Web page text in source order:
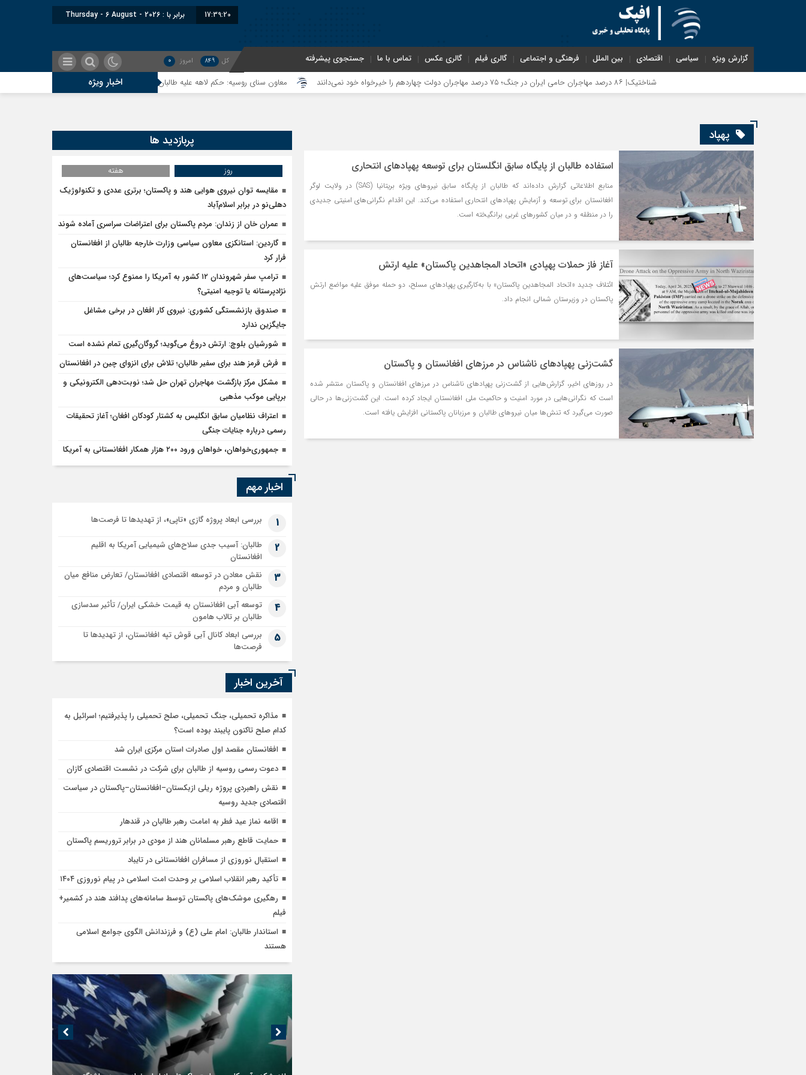
17:39:20 برابر با : Thursday - 6 August - 2026
گزارش ویژه سیاسی اقتصادی بین الملل فرهنگی و اجتماعی گالری فیلم گالری عکس تماس با ما جستجوی پیشرفته کل 849 امروز 0
اخبار ویژه شناختیک| ۸۶ درصد مهاجران حامی ایران در جنگ؛ ۷۵ درصد مهاجران دولت چهاردهم را خیرخواه خود نمی‌دانند معاون سنای روسیه: حکم لاهه علیه طالبان، واکنشی به شناسایی امارت اسلامی توسط مسکو است
پهپاد
استفاده طالبان از پایگاه سابق انگلستان برای توسعه پهپادهای انتحاری
منابع اطلاعاتی گزارش داده‌اند که طالبان از پایگاه سابق نیروهای ویژه بریتانیا (SAS) در ولایت لوگر
افغانستان برای توسعه و آزمایش پهپادهای انتحاری استفاده می‌کند. این اقدام نگرانی‌های امنیتی جدیدی
را در منطقه و در میان کشورهای غربی برانگیخته است.
آغاز فاز حملات پهپادی «اتحاد المجاهدین پاکستان» علیه ارتش
ائتلاف جدید «اتحاد المجاهدین پاکستان» با به‌کارگیری پهپادهای مسلح، دو حمله موفق علیه مواضع ارتش
پاکستان در وزیرستان شمالی انجام داد.
گشت‌زنی پهپادهای ناشناس در مرزهای افغانستان و پاکستان
در روزهای اخیر، گزارش‌هایی از گشت‌زنی پهپادهای ناشناس در مرزهای افغانستان و پاکستان منتشر شده
است که نگرانی‌هایی در مورد امنیت و حاکمیت ملی افغانستان ایجاد کرده است. این گشت‌زنی‌ها در حالی
صورت می‌گیرد که تنش‌ها میان نیروهای طالبان و مرزبانان پاکستانی افزایش یافته است.
پربازدید ها
روز
هفته
مقایسه توان نیروی هوایی هند و پاکستان؛ برتری عددی و تکنولوژیک
دهلی‌نو در برابر اسلام‌آباد
عمران خان از زندان: مردم پاکستان برای اعتراضات سراسری آماده شوند
گاردین: استانکزی معاون سیاسی وزارت خارجه طالبان از افغانستان
فرار کرد
ترامپ سفر شهروندان ۱۲ کشور به آمریکا را ممنوع کرد؛ سیاست‌های
نژادپرستانه یا توجیه امنیتی؟
صندوق بازنشستگی کشوری: نیروی کار افغان در برخی مشاغل
جایگزین ندارد
شورشیان بلوچ: ارتش دروغ می‌گوید؛ گروگان‌گیری تمام نشده است
فرش قرمز هند برای سفیر طالبان؛ تلاش برای انزوای چین در افغانستان
مشکل مرکز بازگشت مهاجران تهران حل شد؛ نوبت‌دهی الکترونیکی و
برپایی موکب مذهبی
اعتراف نظامیان سابق انگلیس به کشتار کودکان افغان؛ آغاز تحقیقات
رسمی درباره جنایات جنگی
جمهوری‌خواهان، خواهان ورود ۲۰۰ هزار همکار افغانستانی به آمریکا
اخبار مهم
1 بررسی ابعاد پروژه گازی «تاپی»، از تهدیدها تا فرصت‌ها
2
طالبان: آسیب جدی سلاح‌های شیمیایی آمریکا به اقلیم
افغانستان
3
نقش معادن در توسعه اقتصادی افغانستان/ تعارض منافع میان
طالبان و مردم
4
توسعه آبی افغانستان به قیمت خشکی ایران/ تأثیر سدسازی
طالبان بر تالاب هامون
5
بررسی ابعاد کانال آبی قوش تپه افغانستان، از تهدیدها تا
فرصت‌ها
آخرین اخبار
مذاکره تحمیلی، جنگ تحمیلی، صلح تحمیلی را پذیرفتیم؛ اسرائیل به
کدام صلح تاکنون پایبند بوده است؟
افغانستان مقصد اول صادرات استان مرکزی ایران شد
دعوت رسمی روسیه از طالبان برای شرکت در نشست اقتصادی کازان
نقش راهبردی پروژه ریلی ازبکستان–افغانستان–پاکستان در سیاست
اقتصادی جدید روسیه
اقامه نماز عید فطر به امامت رهبر طالبان در قندهار
حمایت قاطع رهبر مسلمانان هند از مودی در برابر تروریسم پاکستان
استقبال نوروزی از مسافران افغانستانی در تایباد
تأکید رهبر انقلاب اسلامی بر وحدت امت اسلامی در پیام نوروزی ۱۴۰۴
رهگیری موشک‌های پاکستان توسط سامانه‌های پدافند هند در کشمیر+
فیلم
استاندار طالبان: امام علی (ع) و فرزندانش الگوی جوامع اسلامی
هستند